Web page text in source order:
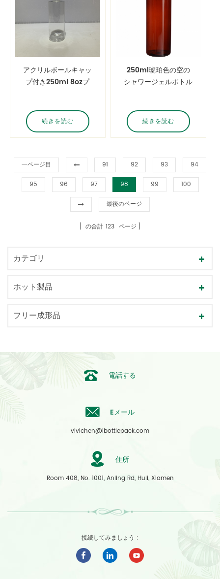
アクリルボールキャッ
プ付き250ml 8ozプ
続きを読む
250ml琥珀色の空の
シャワージェルボトル
続きを読む
一ページ目 91 92 93 94
95 96 97 98 99 100
最後のページ
の合計 123 ページ
カテゴリ
ホット製品
フリー成形品
電話する
Eメール
vivichen@ibottlepack.com
住所
Room 408, No. 1001, Anling Rd, Huli, Xiamen
接続してみましょう :